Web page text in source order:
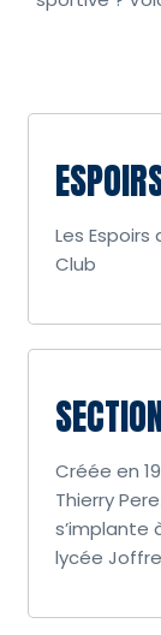
Les
Club
Créée en
Thierry
s’implante
lycée